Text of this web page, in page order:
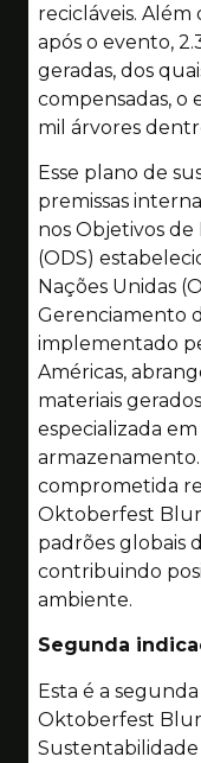
recicláveis.
após o evento,
geradas, dos
compensadas, o
mil árvores
Esse plano de
premissas
nos Objetivos
(ODS)
Nações Unidas
Gerenciamento
implementado
Américas,
materiais
especializada
comprometida
Oktoberfest
padrões globais
contribuindo
ambiente.
Segunda
Esta é a
Oktoberfest